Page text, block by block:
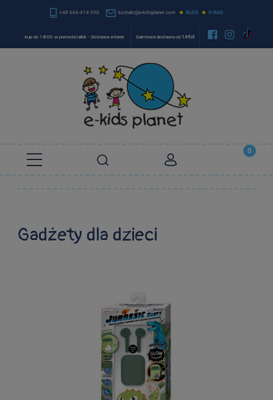
+48 666-414-390 kontakt@e-kidsplanet.com BLOG O NAS
kup do 18:00 w poniedziałek - Dostawa wtorek Darmowa dostawa od 149zł  
Gadżety dla dzieci